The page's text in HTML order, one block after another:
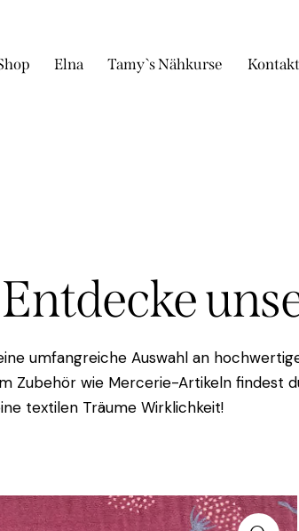
Elna Tamy`s Nähkurse Kontakt
umfangreiche Auswahl an
Zubehör wie Mercerie-Artikeln findest
textilen Träume Wirklichkeit!